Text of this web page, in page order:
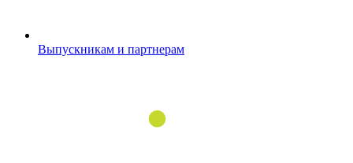
Выпускникам и партнерам